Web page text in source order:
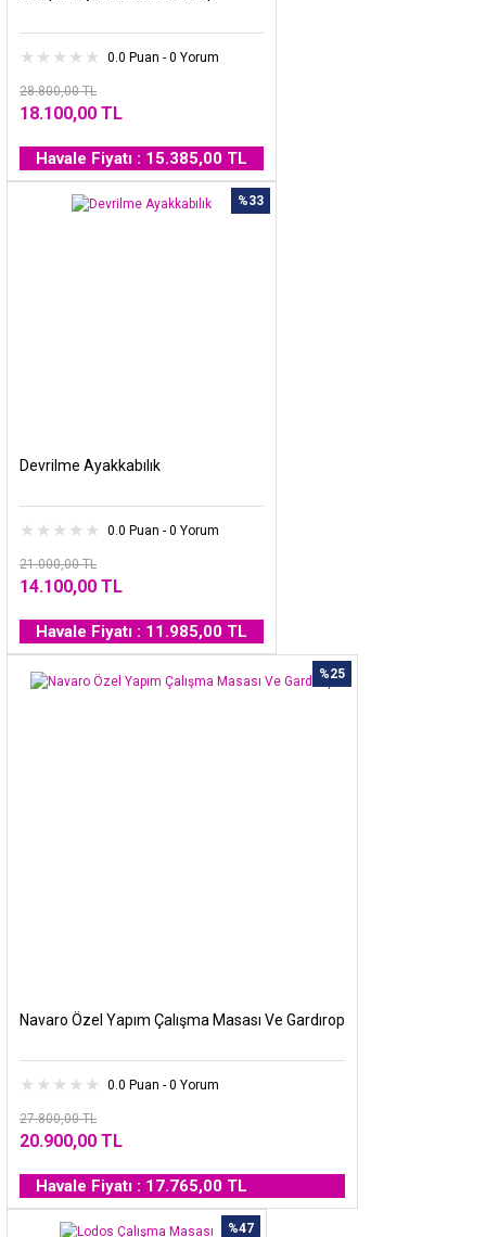
0.0 Puan - 0 Yorum
28.800,00 TL
18.100,00 TL
Havale Fiyatı : 15.385,00 TL
%33
Devrilme Ayakkabılık
0.0 Puan - 0 Yorum
21.000,00 TL
14.100,00 TL
Havale Fiyatı : 11.985,00 TL
%25
Navaro Özel Yapım Çalışma Masası Ve Gardırop
0.0 Puan - 0 Yorum
27.800,00 TL
20.900,00 TL
Havale Fiyatı : 17.765,00 TL
%47